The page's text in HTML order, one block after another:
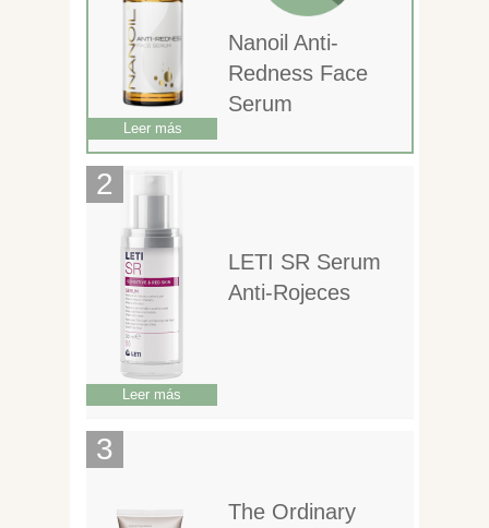
Nanoil Anti-
Redness Face
Serum
Leer más
LETI SR Serum
Anti-Rojeces
Leer más
The Ordinary